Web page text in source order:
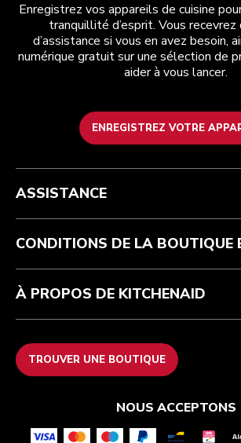
Enregistrez vos appareils de cuisine
tranquillité d’esprit. Vous
d’assistance si vous en avez besoin,
numérique gratuit sur une sélection de
aider à vous lancer.
ENREGISTREZ VOTRE
Health Check
Suivez votre commande
Garantie et documents
Recupel
Conditions générales de vente
Retours et remboursements
Imprint
ODR
La marque
Trouver une boutique
ASSISTANCE
CONDITIONS DE LA BOUTIQUE
À PROPOS DE KITCHENAID
TROUVER UNE BOUTIQUE
NOUS ACCEPTONS